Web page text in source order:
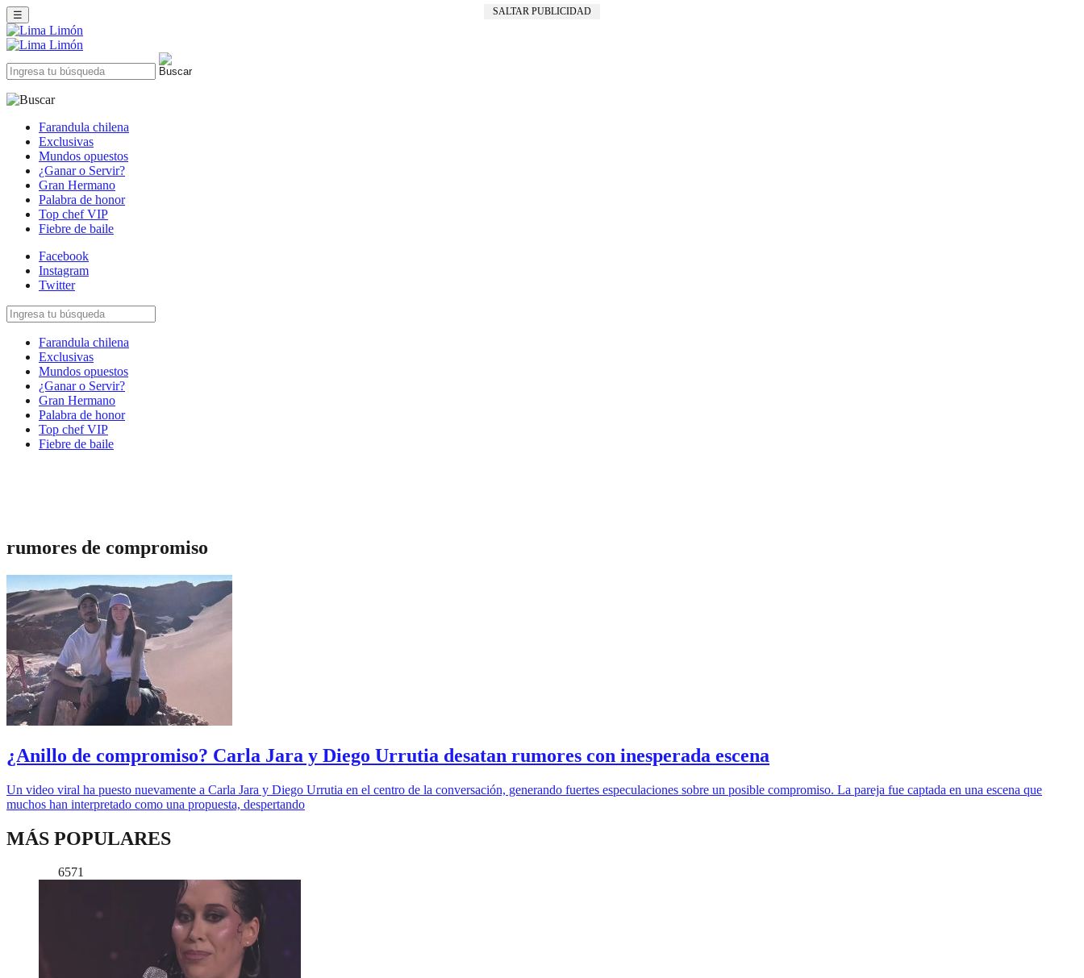
SALTAR PUBLICIDAD
☰
Farandula chilena
Exclusivas
Mundos opuestos
¿Ganar o Servir?
Gran Hermano
Palabra de honor
Top chef VIP
Fiebre de baile
Facebook
Instagram
Twitter
Farandula chilena
Exclusivas
Mundos opuestos
¿Ganar o Servir?
Gran Hermano
Palabra de honor
Top chef VIP
Fiebre de baile
rumores de compromiso
¿Anillo de compromiso? Carla Jara y Diego Urrutia desatan rumores con inesperada escena
Un video viral ha puesto nuevamente a Carla Jara y Diego Urrutia en el centro de la conversación, generando fuertes especulaciones sobre un posible compromiso. La pareja fue captada en una escena que
muchos han interpretado como una propuesta, despertando
MÁS POPULARES
6571